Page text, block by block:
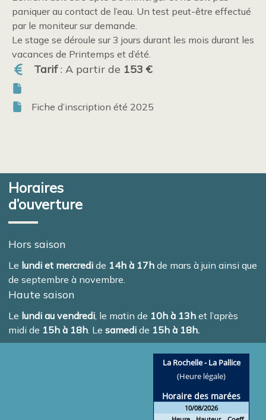
paniquer au contact de l’eau. Un test peut-être effectué
par le moniteur sur demande.
Le stage se déroule sur 3 jours durant les mois durant les
vacances de Printemps et d’été.
Tarif: A partir de 153 €
Fiche d’inscription été 2025
Horaires
d’ouverture
Hors saison
Le lundi et mercredi de 14h à 17h de mars à juin ainsi que
de septembre à novembre.
Haute saison
Le lundi au vendredi, le matin de 10h à 13h et l’après
midi de 15h à 18h. Le samedi de 15h à 18h.